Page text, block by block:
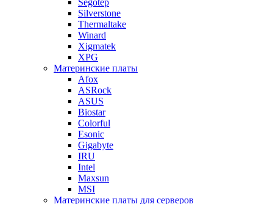
Segotep
Silverstone
Thermaltake
Winard
Xigmatek
XPG
Материнские платы
Afox
ASRock
ASUS
Biostar
Colorful
Esonic
Gigabyte
IRU
Intel
Maxsun
MSI
Материнские платы для серверов